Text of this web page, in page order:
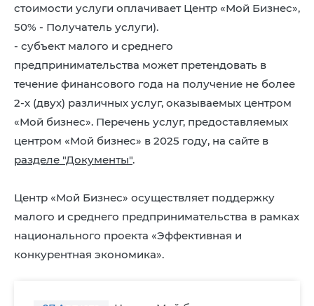
стоимости услуги оплачивает Центр «Мой Бизнес»,
50% - Получатель услуги).
- субъект малого и среднего
предпринимательства может претендовать в
течение финансового года на получение не более
2-х (двух) различных услуг, оказываемых центром
«Мой бизнес». Перечень услуг, предоставляемых
центром «Мой бизнес» в 2025 году, на сайте в
разделе "Документы".
Центр «Мой Бизнес» осуществляет поддержку
малого и среднего предпринимательства в рамках
национального проекта «Эффективная и
конкурентная экономика».